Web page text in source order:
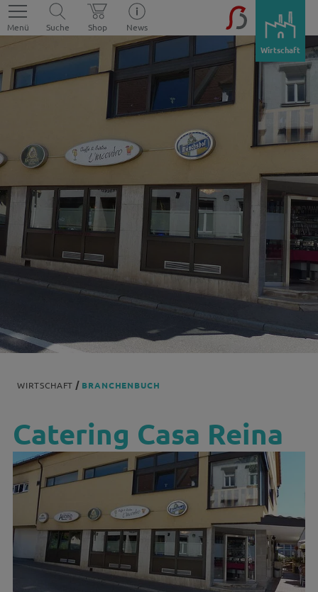
Menü Suche Shop
News
Wirtschaft
WIRTSCHAFT BRANCHENBUCH
Catering Casa Reina